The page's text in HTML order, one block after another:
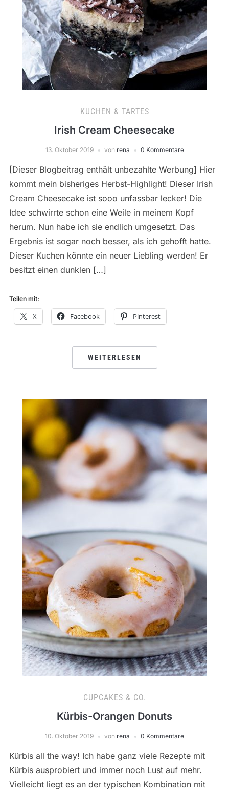
KUCHEN & TARTES
Irish Cream Cheesecake
13. Oktober 2019 von rena 0 Kommentare
[Dieser Blogbeitrag enthält unbezahlte Werbung] Hier
kommt mein bisheriges Herbst-Highlight! Dieser Irish
Cream Cheesecake ist sooo unfassbar lecker! Die
Idee schwirrte schon eine Weile in meinem Kopf
herum. Nun habe ich sie endlich umgesetzt. Das
Ergebnis ist sogar noch besser, als ich gehofft hatte.
Dieser Kuchen könnte ein neuer Liebling werden! Er
besitzt einen dunklen […]
Teilen mit:
X Facebook Pinterest
WEITERLESEN
CUPCAKES & CO.
Kürbis-Orangen Donuts
10. Oktober 2019 von rena 0 Kommentare
Kürbis all the way! Ich habe ganz viele Rezepte mit
Kürbis ausprobiert und immer noch Lust auf mehr.
Vielleicht liegt es an der typischen Kombination mit